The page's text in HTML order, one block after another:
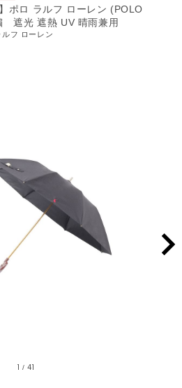
ポロ ラルフ ローレン (POLO
遮光 遮熱 UV 晴雨兼用
ルフ ローレン
1 /41